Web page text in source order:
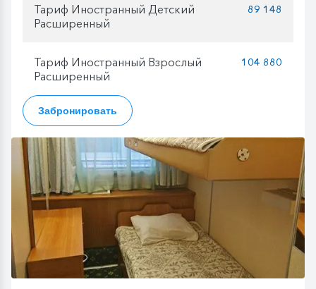
Тариф Иностранный Детский
Расширенный
89 148
Тариф Иностранный Взрослый
Расширенный
104 880
Забронировать